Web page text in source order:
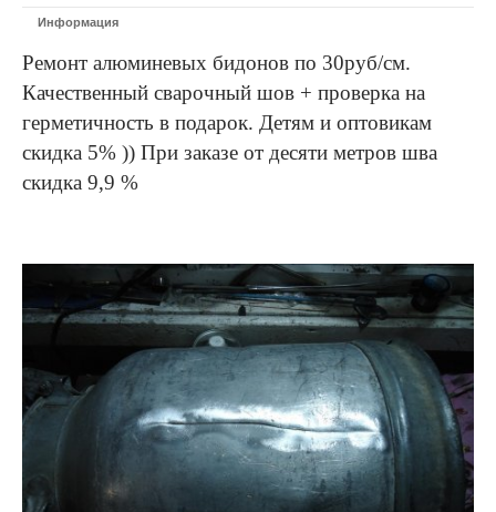
Информация
Ремонт алюминевых бидонов по 30руб/см.
Качественный сварочный шов + проверка на
герметичность в подарок. Детям и оптовикам
скидка 5% )) При заказе от десяти метров шва
скидка 9,9 %